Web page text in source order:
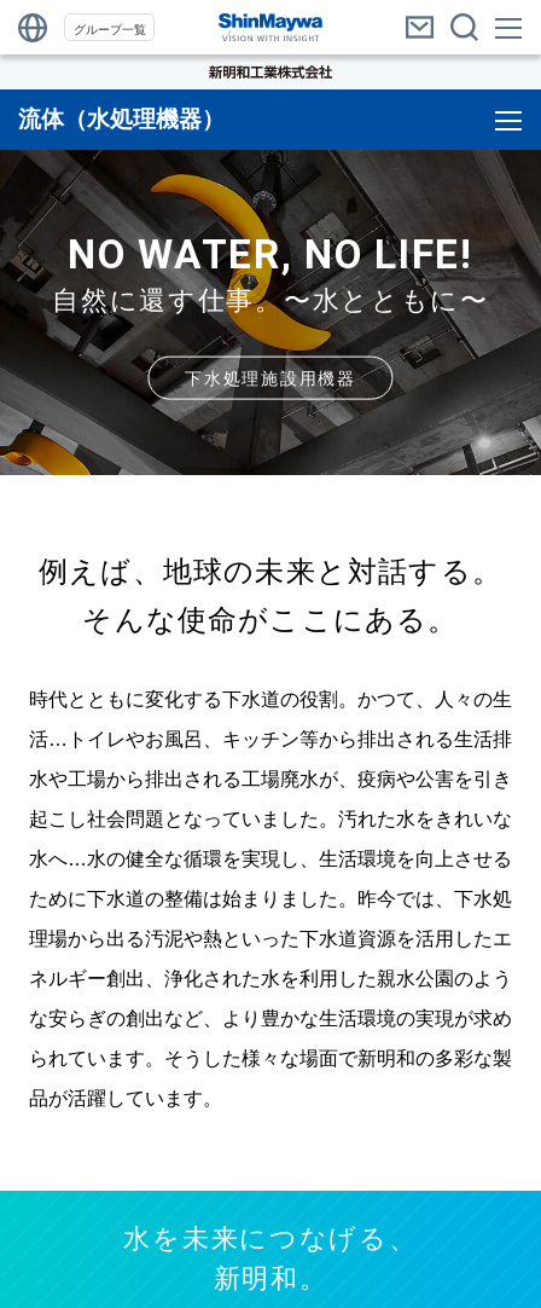
グループ一覧
流体（水処理機器）
NO WATER, NO LIFE!
自然に還す仕事。〜水とともに〜
下水処理施設用機器
例えば、地球の未来と対話する。
そんな使命がここにある。
時代とともに変化する下水道の役割。かつて、人々の生
活…トイレやお風呂、キッチン等から排出される生活排
水や工場から排出される工場廃水が、疫病や公害を引き
起こし社会問題となっていました。汚れた水をきれいな
水へ…水の健全な循環を実現し、生活環境を向上させる
ために下水道の整備は始まりました。昨今では、下水処
理場から出る汚泥や熱といった下水道資源を活用したエ
ネルギー創出、浄化された水を利用した親水公園のよう
な安らぎの創出など、より豊かな生活環境の実現が求め
られています。そうした様々な場面で新明和の多彩な製
品が活躍しています。
水を未来につなげる、
新明和。